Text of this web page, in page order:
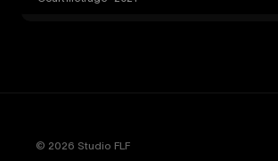
© 2026 Studio FLF